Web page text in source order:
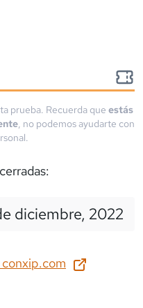
prueba. Recuerda que estás
, no podemos ayudarte con
diciembre, 2022
conxip.com